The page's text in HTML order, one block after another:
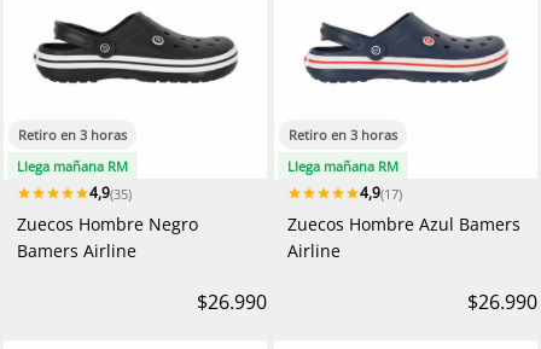
Retiro en 3 horas
Llega mañana RM
4,9(35)
Zuecos Hombre Negro
Bamers Airline
$26.990
Retiro en 3 horas
Llega mañana RM
4,9(17)
Zuecos Hombre Azul Bamers
Airline
$26.990